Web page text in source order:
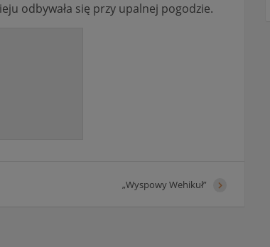
odbywała się przy upalnej pogodzie.
„Wyspowy Wehikuł”